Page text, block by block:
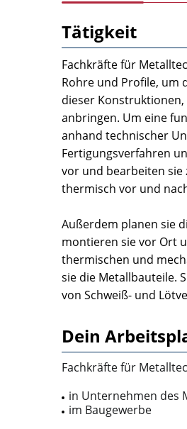
Tätigkeit
Fachkräfte für
Rohre und Profile, um
dieser Konstruktionen,
anbringen. Um eine
anhand technischer
Fertigungsverfahren
vor und bearbeiten sie
thermisch vor und
Außerdem planen sie
montieren sie vor Ort
thermischen und
sie die Metallbauteile.
von Schweiß- und
Dein
Fachkräfte für
in Unternehmen des
im Baugewerbe